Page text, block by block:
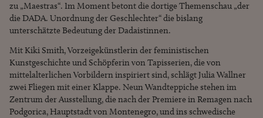
zu „Maestras“. Im Moment betont die dortige Themenschau „der
die DADA. Unordnung der Geschlechter“ die bislang
unterschätzte Bedeutung der Dadaistinnen.
Mit Kiki Smith, Vorzeigekünstlerin der feministischen
Kunstgeschichte und Schöpferin von Tapisserien, die von
mittelalterlichen Vorbildern inspiriert sind, schlägt Julia Wallner
zwei Fliegen mit einer Klappe. Neun Wandteppiche stehen im
Zentrum der Ausstellung, die nach der Premiere in Remagen nach
Podgorica, Hauptstadt von Montenegro, und ins schwedische